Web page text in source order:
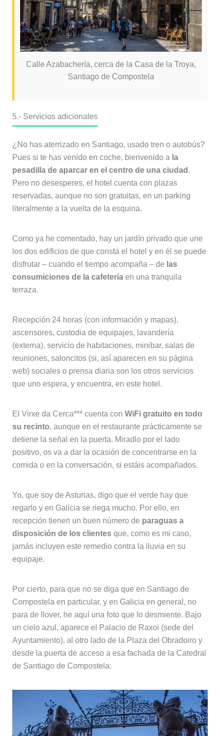
Calle Azabachería, cerca de la Casa de la Troya,
Santiago de Compostela
5.- Servicios adicionales
¿No has aterrizado en Santiago, usado tren o autobús?
Pues si te has venido en coche, bienvenido a la
pesadilla de aparcar en el centro de una ciudad .
Pero no desesperes, el hotel cuenta con plazas
reservadas, aunque no son gratuitas, en un parking
literalmente a la vuelta de la esquina.
Como ya he comentado, hay un jardín privado que une
los dos edificios de que consta el hotel y en él se puede
disfrutar – cuando el tiempo acompaña – de las
consumiciones de la cafeteríaen una tranquila
terraza.
Recepción 24 horas (con información y mapas),
ascensores, custodia de equipajes, lavandería
(externa), servicio de habitaciones, minibar, salas de
reuniones, saloncitos (si, así aparecen en su página
web) sociales o prensa diaria son los otros servicios
que uno espera, y encuentra, en este hotel.
El Virxe da Cerca*** cuenta con WiFi gratuito en todo
su recinto, aunque en el restaurante prácticamente se
detiene la señal en la puerta. Miradlo por el lado
positivo, os va a dar la ocasión de concentrarse en la
comida o en la conversación, si estáis acompañados.
Yo, que soy de Asturias, digo que el verde hay que
regarlo y en Galicia se riega mucho. Por ello, en
recepción tienen un buen número de paraguas a
disposición de los clientesque, como es mi caso,
jamás incluyen este remedio contra la lluvia en su
equipaje.
Por cierto, para que no se diga que en Santiago de
Compostela en particular, y en Galicia en general, no
para de llover, he aquí una foto que lo desmiente. Bajo
un cielo azul, aparece el Palacio de Raxoi (sede del
Ayuntamiento), al otro lado de la Plaza del Obradoiro y
desde la puerta de acceso a esa fachada de la Catedral
de Santiago de Compostela: